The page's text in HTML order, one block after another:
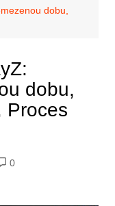
dobu,
dobu,
Proces
0